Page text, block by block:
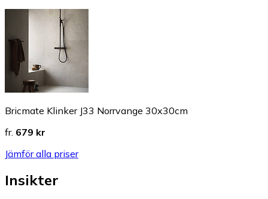
Bricmate Klinker J33 Norrvange 30x30cm
fr. 679 kr
Jämför alla priser
Insikter